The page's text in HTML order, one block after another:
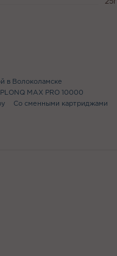
25г
в Волоколамске
PLONQ MAX PRO 10000
Со сменными картриджами